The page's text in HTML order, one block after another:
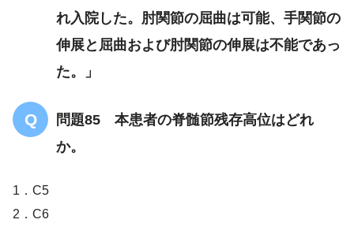
れ入院した。肘関節の屈曲は可能、手関節の
伸展と屈曲および肘関節の伸展は不能であっ
た。」
問題85 本患者の脊髄節残存高位はどれ
か。
1．C5
2．C6